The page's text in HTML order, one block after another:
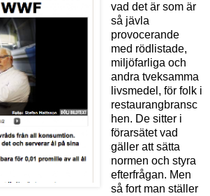
vad det är som är
så jävla
provocerande
med rödlistade,
miljöfarliga och
andra tveksamma
livsmedel, för folk i
restaurangbransc
hen. De sitter i
förarsätet vad
gäller att sätta
normen och styra
efterfrågan. Men
så fort man ställer